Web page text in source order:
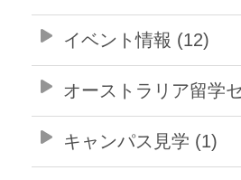
イベント情報 (12)
オーストラリア留学
キャンパス見学 (1)